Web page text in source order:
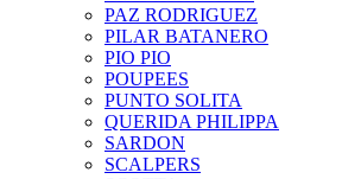
PAZ RODRIGUEZ
PILAR BATANERO
PIO PIO
POUPEES
PUNTO SOLITA
QUERIDA PHILIPPA
SARDON
SCALPERS